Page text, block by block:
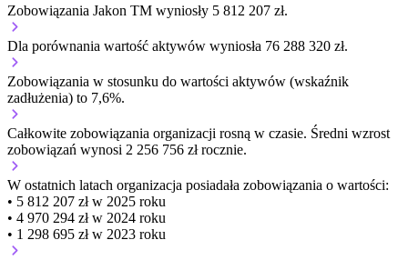
Zobowiązania Jakon TM wyniosły 5 812 207 zł.
Dla porównania wartość aktywów wyniosła 76 288 320 zł.
Zobowiązania w stosunku do wartości aktywów (wskaźnik
zadłużenia) to 7,6%.
Całkowite zobowiązania organizacji rosną w czasie. Średni wzrost
zobowiązań wynosi 2 256 756 zł rocznie.
W ostatnich latach organizacja posiadała zobowiązania o wartości:
• 5 812 207 zł w 2025 roku
• 4 970 294 zł w 2024 roku
• 1 298 695 zł w 2023 roku